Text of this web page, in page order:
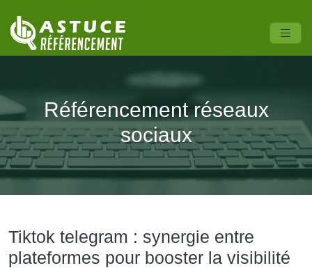
Référencement réseaux
sociaux
Tiktok telegram : synergie entre
plateformes pour booster la visibilité